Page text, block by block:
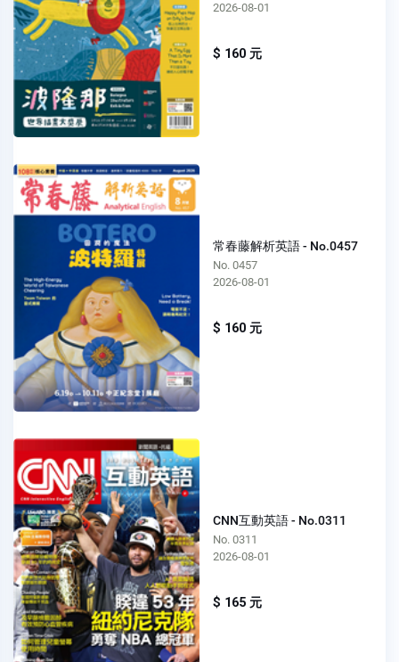
2026-08-01
$ 160 元
常春藤解析英語 - No.0457
No. 0457
2026-08-01
$ 160 元
CNN互動英語 - No.0311
No. 0311
2026-08-01
$ 165 元